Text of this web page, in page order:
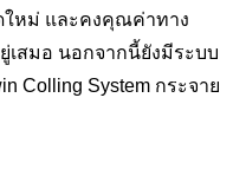
ใหม่ และคงคุณค่าทาง
สมอ นอกจากนี้ยังมีระบบ
Colling System กระจาย